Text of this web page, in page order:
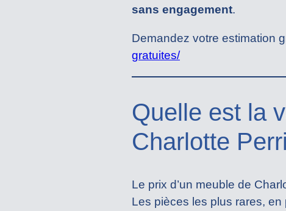
sans engagement.
Demandez votre estimation
gratuites/
Quelle est la
Charlotte
Le prix d’un meuble de
Les pièces les plus rares, en